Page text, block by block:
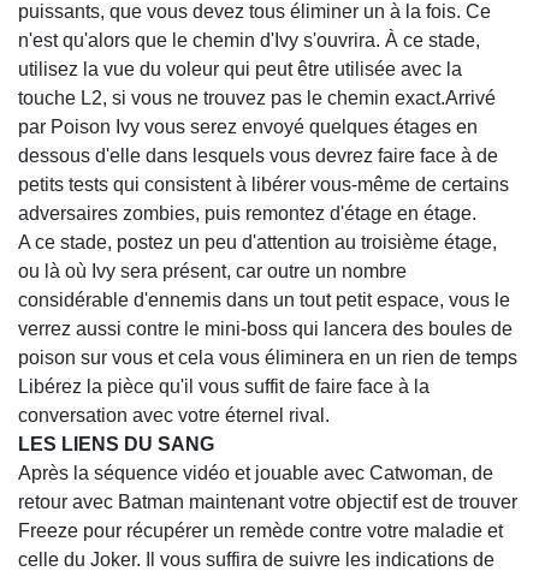
puissants, que vous devez tous éliminer un à la fois. Ce
n'est qu'alors que le chemin d'Ivy s'ouvrira. À ce stade,
utilisez la vue du voleur qui peut être utilisée avec la
touche L2, si vous ne trouvez pas le chemin exact.Arrivé
par Poison Ivy vous serez envoyé quelques étages en
dessous d'elle dans lesquels vous devrez faire face à de
petits tests qui consistent à libérer vous-même de certains
adversaires zombies, puis remontez d'étage en étage.
A ce stade, postez un peu d'attention au troisième étage,
ou là où Ivy sera présent, car outre un nombre
considérable d'ennemis dans un tout petit espace, vous le
verrez aussi contre le mini-boss qui lancera des boules de
poison sur vous et cela vous éliminera en un rien de temps
Libérez la pièce qu'il vous suffit de faire face à la
conversation avec votre éternel rival.
LES LIENS DU SANG
Après la séquence vidéo et jouable avec Catwoman, de
retour avec Batman maintenant votre objectif est de trouver
Freeze pour récupérer un remède contre votre maladie et
celle du Joker. Il vous suffira de suivre les indications de